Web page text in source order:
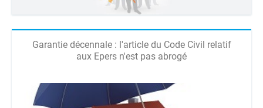
Garantie décennale : l'article du Code Civil relatif
aux Epers n'est pas abrogé